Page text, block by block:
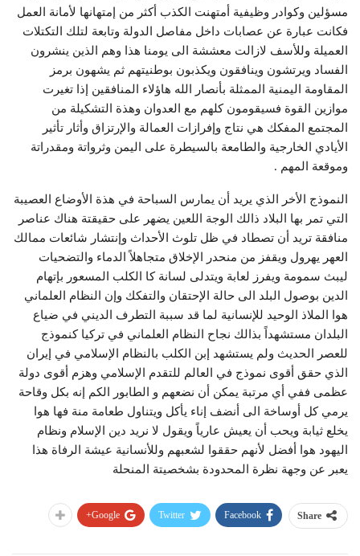
مسؤلين وكوادر وظيفية أمتهنت الكذب أكثر من إمتهانها لأمانة العمل
فكانت عبارة عن عصابات داخل مفاصل الدولة وتابعة لتلك التكتلات
العميلة وللأسف لازالت معششة الى يومنا هذا وهم الذين ينشرون
الفساد ويرتشون وينافقون ويكذبون بوطنيتهم ثم يشهون برمز
المقاومة اليمنية الممثلة بأنصار الله هاؤلاء المنافقين إذا تغيرت
موازين القوة فسيقومون كلهم مع العدوان وهذة التشكيلة من
المجتمع المفكك هي نتاج وإفرازات العمالة والإرتزاق وأثار تأثير
الأيادي الخارجية والطامعة بالسيطرة على اليمن وثرواتة ومقدراتة
وموقعة المهم .
النموذج الأخر الذي يريد أن يمارس السباحة في هذة الأوضاع العصيبة
التي تمر بها البلاد ذالك الوجة اللعين يضهر على حقيقتة هناك عناصر
منافقة تريد أن تصطاد في ظل تلوث الأحداث وإنتشار شائعات ممالك
العهر يهرول ويقفز من منحدر الإخلاق متجاهلاً الدماء والتضحيات
ليبث سمومة ويفرز لعابة ويتدلى لسانة كا الكلب المسعور بإتهام
الدين بوصول البلد الى حالة الإحتقان والتفكك وإن النظام العلماني
هوا الملاذ الوحيد للإنسانية لما قد سببة التطرف الديني في ضياع
البلدان مستشهداً بذالك نجاح النظام العلماني في تركيا كنموذج
للعصر الحديث ولم يستشهد إبن الكلب بالنظام الإسلامي في إيران
الذي حقق أقوى نموذج في العالم للتقدم الإسلامي وهزم أقوى دولة
عظمى ففي أي مرتبة يمكن أن نضعهم و الطابور الكم إنه بكل وقاحة
يرمي كل أوساخة الى أنضف إناء يأكل ويتناول طعامة منة فها هوا
يخلع ثيابة ويحب أن يعيش عارياً ويقول لا نريد دين الإسلام ونظام
اليهود هوا أفضل لأنهم حققوا لشعبهم وللأنسانية عيشة الرفاة هذا
يعبر عن وجهة نظرة المحدودة بشخصيتة المنحلة
Share
Facebook
Twitter
Google+